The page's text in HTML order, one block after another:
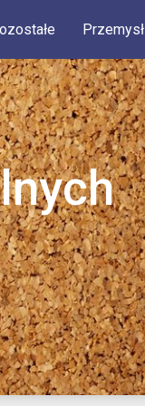
Przemysł